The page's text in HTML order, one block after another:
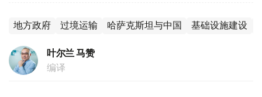
地方政府 过境运输 哈萨克斯坦与中国 基础设施建设
叶尔兰 马赞
编译